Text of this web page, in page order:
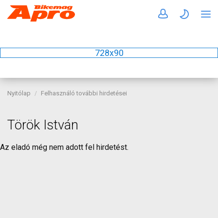
728x90
Nyitólap Felhasználó további hirdetései
Török István
Az eladó még nem adott fel hirdetést.